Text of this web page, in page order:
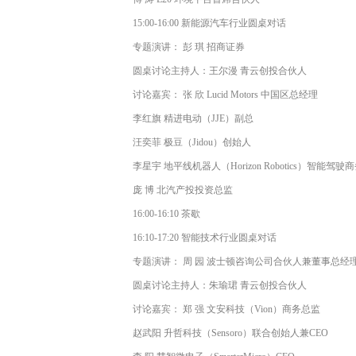
15:00-16:00 新能源汽车⾏业圆桌对话
专题演讲： 彭 琪 招商证券
圆桌讨论主持⼈：王尔漫 青云创投合伙⼈
讨论嘉宾： 张 欣 Lucid Motors 中国区总经理
李红旗 精进电动（JJE）副总
汪奕菲 极⾖（Jidou）创始⼈
李星宇 地平线机器⼈（Horizon Robotics）智能驾驶
庞 博 北汽产投投资总监
16:00-16:10 茶歇
16:10-17:20 智能技术⾏业圆桌对话
专题演讲： 周 园 波⼠顿咨询公司合伙⼈兼董事总经
圆桌讨论主持⼈：朱瑜珺 青云创投合伙⼈
讨论嘉宾： 郑 强 ⽂安科技（Vion）商务总监
赵武阳 升哲科技（Sensoro）联合创始⼈兼CEO